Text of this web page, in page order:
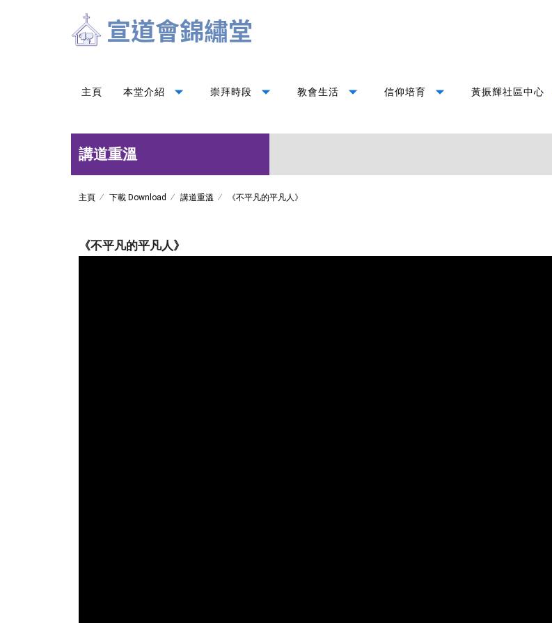
主頁 本堂介紹 arrow_drop_down 崇拜時段 arrow_drop_down 教會生活 arrow_drop_down 信仰培育 arrow_drop_down 黃振輝社區中心
講道重溫
主頁 下載 Download 講道重溫 《不平凡的平凡人》
《不平凡的平凡人》